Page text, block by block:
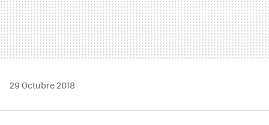
29 Octubre 2018